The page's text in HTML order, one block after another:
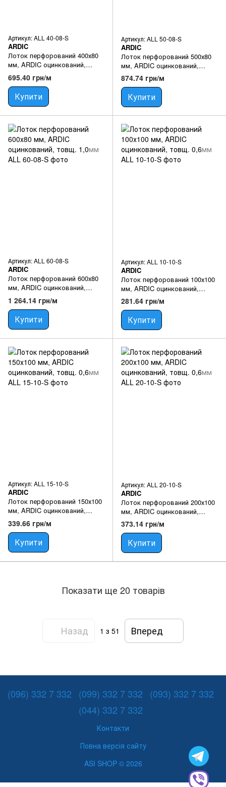
Артикул: ALL 40-08-S
ARDIC
Лоток перфорований 400х80
мм, ARDIC оцинкований,
товщ. 0,8мм
695.40 грн/м
Купити
Артикул: ALL 50-08-S
ARDIC
Лоток перфорований 500х80
мм, ARDIC оцинкований,
товщ. 0,9мм
874.74 грн/м
Купити
Артикул: ALL 60-08-S
ARDIC
Лоток перфорований 600х80
мм, ARDIC оцинкований,
товщ. 1,0мм
1 264.14 грн/м
Купити
Артикул: ALL 10-10-S
ARDIC
Лоток перфорований 100х100
мм, ARDIC оцинкований,
товщ. 0,6мм
281.64 грн/м
Купити
Артикул: ALL 15-10-S
ARDIC
Лоток перфорований 150х100
мм, ARDIC оцинкований,
товщ. 0,6мм
339.66 грн/м
Купити
Артикул: ALL 20-10-S
ARDIC
Лоток перфорований 200х100
мм, ARDIC оцинкований,
товщ. 0,6мм
373.14 грн/м
Купити
Показати ще 20 товарів
Назад 1 з 51 Вперед
(096) 332 7 332 (099) 332 7 332
(093) 332 7 332
(044) 332 7 332
Контакти
Повна версія сайту
ASI SHOP © 2026